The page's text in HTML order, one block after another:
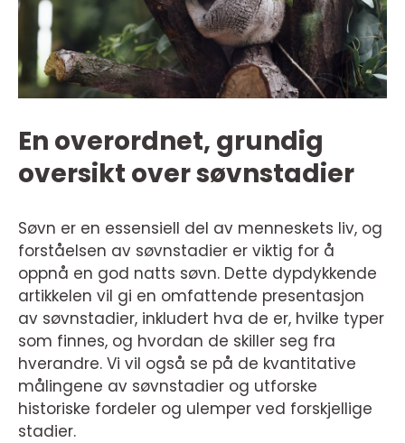
En overordnet, grundig
oversikt over søvnstadier
Søvn er en essensiell del av menneskets liv, og
forståelsen av søvnstadier er viktig for å
oppnå en god natts søvn. Dette dypdykkende
artikkelen vil gi en omfattende presentasjon
av søvnstadier, inkludert hva de er, hvilke typer
som finnes, og hvordan de skiller seg fra
hverandre. Vi vil også se på de kvantitative
målingene av søvnstadier og utforske
historiske fordeler og ulemper ved forskjellige
stadier.